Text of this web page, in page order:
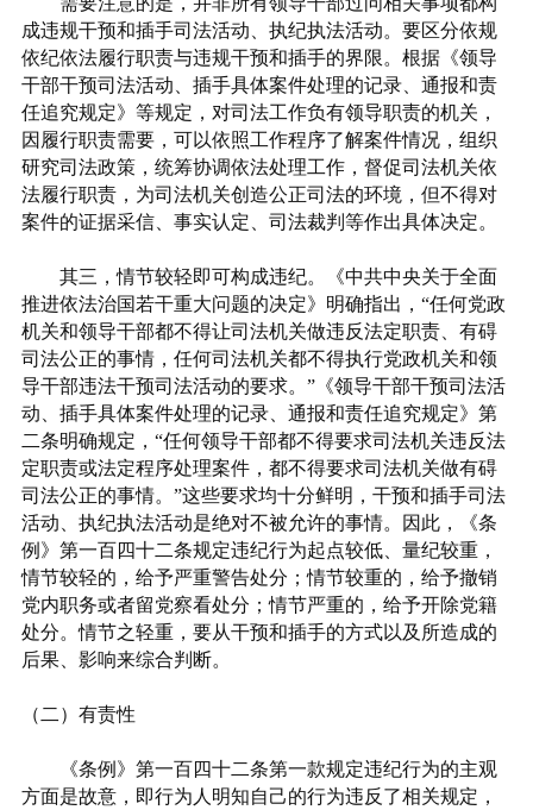
成违规干预和插手司法活动、执纪执法活动。要区分依规
依纪依法履行职责与违规干预和插手的界限。根据《领导
干部干预司法活动、插手具体案件处理的记录、通报和责
任追究规定》等规定，对司法工作负有领导职责的机关，
因履行职责需要，可以依照工作程序了解案件情况，组织
研究司法政策，统筹协调依法处理工作，督促司法机关依
法履行职责，为司法机关创造公正司法的环境，但不得对
案件的证据采信、事实认定、司法裁判等作出具体决定。
其三，情节较轻即可构成违纪。《中共中央关于全面
推进依法治国若干重大问题的决定》明确指出，“任何党政
机关和领导干部都不得让司法机关做违反法定职责、有碍
司法公正的事情，任何司法机关都不得执行党政机关和领
导干部违法干预司法活动的要求。”《领导干部干预司法活
动、插手具体案件处理的记录、通报和责任追究规定》第
二条明确规定，“任何领导干部都不得要求司法机关违反法
定职责或法定程序处理案件，都不得要求司法机关做有碍
司法公正的事情。”这些要求均十分鲜明，干预和插手司法
活动、执纪执法活动是绝对不被允许的事情。因此，《条
例》第一百四十二条规定违纪行为起点较低、量纪较重，
情节较轻的，给予严重警告处分；情节较重的，给予撤销
党内职务或者留党察看处分；情节严重的，给予开除党籍
处分。情节之轻重，要从干预和插手的方式以及所造成的
后果、影响来综合判断。
（二）有责性
《条例》第一百四十二条第一款规定违纪行为的主观
方面是故意，即行为人明知自己的行为违反了相关规定，